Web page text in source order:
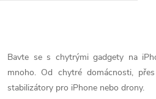
v
l
Bavte se s chytrými gadgety na
mnoho. Od chytré domácnosti,
stabilizátory pro iPhone nebo drony.